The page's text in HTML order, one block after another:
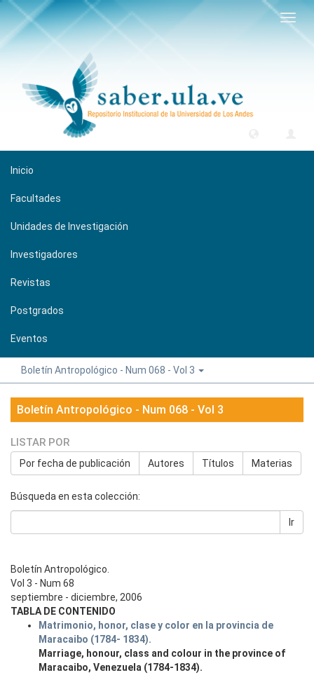
Inicio
Facultades
Unidades de Investigación
Investigadores
Revistas
Postgrados
Eventos
Boletín Antropológico - Num 068 - Vol 3
Boletín Antropológico - Num 068 - Vol 3
LISTAR POR
Por fecha de publicación Autores Títulos Materias
Búsqueda en esta colección:
Ir
Boletín Antropológico.
Vol 3 - Num 68
septiembre - diciembre, 2006
TABLA DE CONTENIDO
Matrimonio, honor, clase y color en la provincia de
Maracaibo (1784- 1834).
Marriage, honour, class and colour in the province of
Maracaibo, Venezuela (1784-1834).